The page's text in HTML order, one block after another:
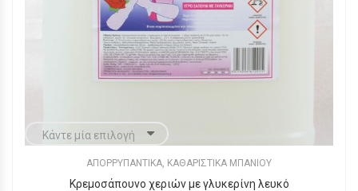
ΑΠΟΡΡΥΠΑΝΤΙΚΑ, ΚΑΘΑΡΙΣΤΙΚΑ ΜΠΑΝΙΟΥ
Κρεμοσάπουνο χεριών με γλυκερίνη λευκό